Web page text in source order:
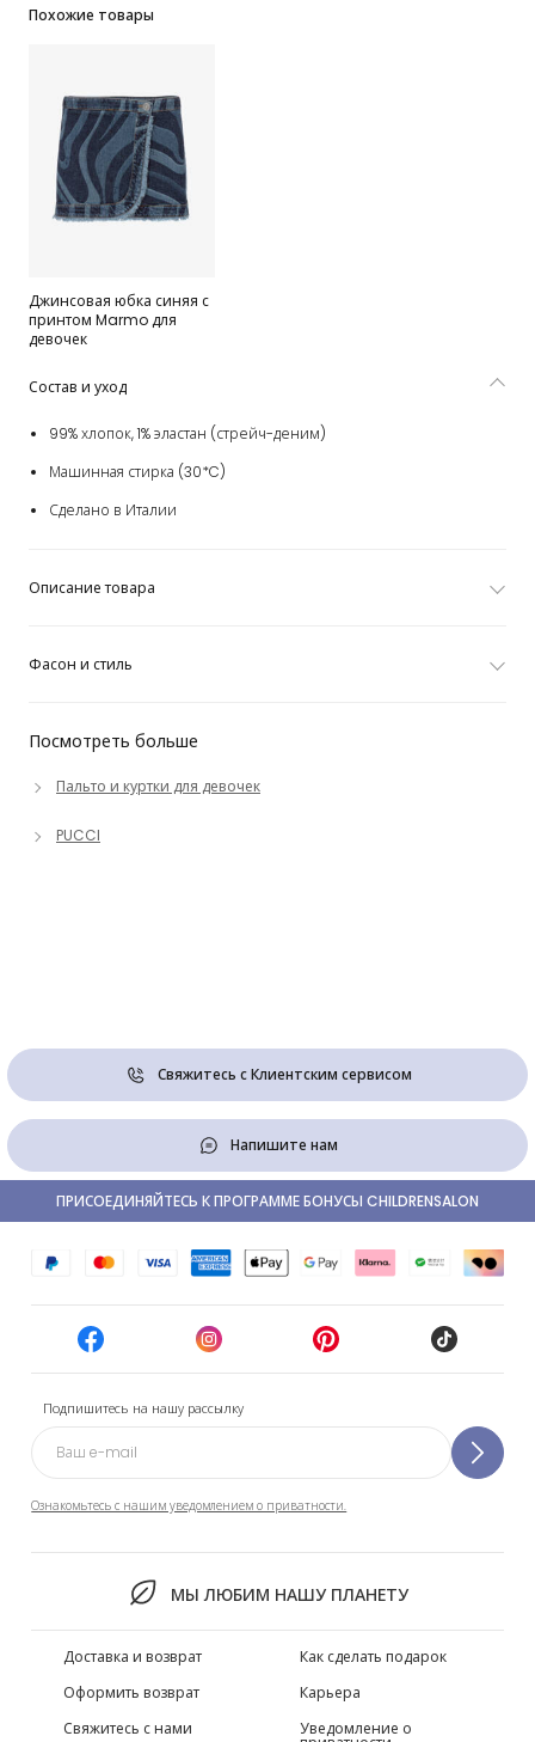
Похожие товары
Джинсовая юбка синяя с
принтом Marmo для
девочек
Посмотреть больше
Пальто и куртки для девочек
PUCCI
Состав и уход
99% хлопок, 1% эластан (стрейч-деним)
Машинная стирка (30*C)
Сделано в Италии
Описание товара
Фасон и стиль
Свяжитесь с Клиентским сервисом
Напишите нам
Подпишитесь на нашу рассылку
Ознакомьтесь с нашим уведомлением о приватности.
МЫ ЛЮБИМ НАШУ ПЛАНЕТУ
ПРИСОЕДИНЯЙТЕСЬ К ПРОГРАММЕ БОНУСЫ CHILDRENSALON
Доставка и возврат
Оформить возврат
Свяжитесь с нами
Как сделать подарок
Карьера
Уведомление о